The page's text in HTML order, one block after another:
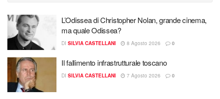
L’Odissea di Christopher Nolan, grande cinema,
ma quale Odissea?
DI SILVIA CASTELLANI 8 Agosto 2026 0
Il fallimento infrastrutturale toscano
DI SILVIA CASTELLANI 7 Agosto 2026 0